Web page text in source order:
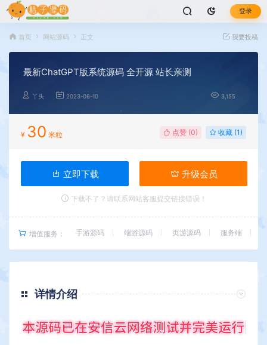
登录
首页 网站源码 正文 我要投稿
最新ChatGPT版系统源码 全开源 站长亲测
丫头 2023-06-10 3,155
¥ 30 米粒 点赞 (0) 收藏 (1)
立即下载 升级会员
下载不了？请联系网站客服提交链接错误！
增值服务： 手游源码 端游源码 页游源码 服务端
详情介绍